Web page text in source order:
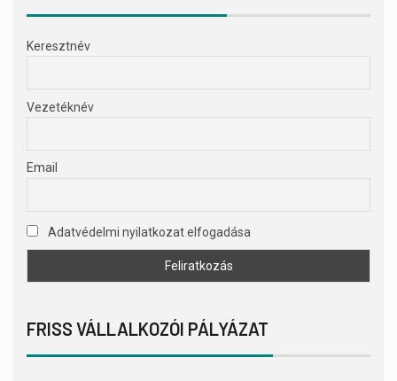
Keresztnév
Vezetéknév
Email
Adatvédelmi nyilatkozat elfogadása
FRISS VÁLLALKOZÓI PÁLYÁZAT